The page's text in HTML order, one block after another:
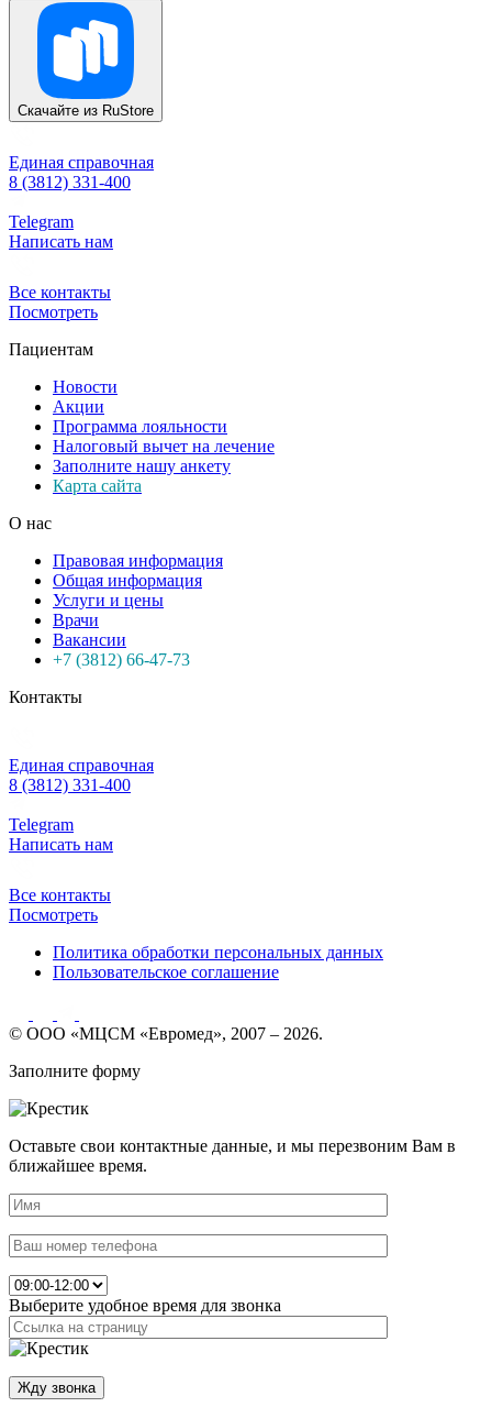
Скачайте из RuStore
Единая справочная
8 (3812) 331-400
Telegram
Написать нам
Все контакты
Посмотреть
Пациентам
Новости
Акции
Программа лояльности
Налоговый вычет на лечение
Заполните нашу анкету
Карта сайта
О нас
Правовая информация
Общая информация
Услуги и цены
Врачи
Вакансии
+7 (3812) 66-47-73
Контакты
Единая справочная
8 (3812) 331-400
Telegram
Написать нам
Все контакты
Посмотреть
Политика обработки персональных данных
Пользовательское соглашение
© ООО «МЦСМ «Евромед», 2007 – 2026.
Заполните форму
Оставьте свои контактные данные, и мы перезвоним Вам в
ближайшее время.
Выберите удобное время для звонка